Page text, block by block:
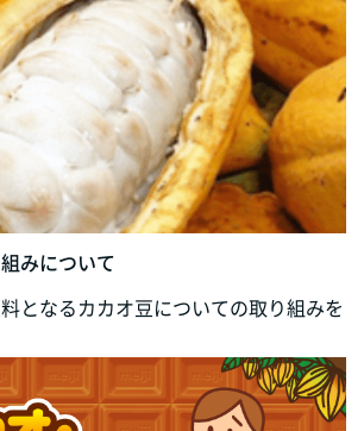
みについて
となるカカオ豆についての取り組みを